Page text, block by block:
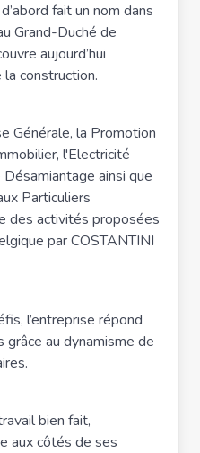
fait un nom dans
Grand-Duché de
aujourd’hui
construction.
Générale, la Promotion
l'Electricité
ainsi que
Particuliers
des activités proposées
par COSTANTINI
l’entreprise répond
au dynamisme de
bien fait,
aux côtés de ses